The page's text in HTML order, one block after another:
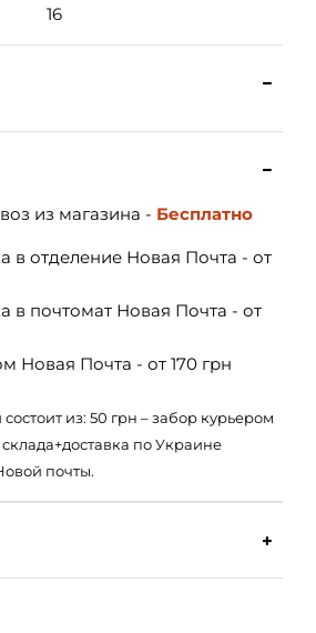
16
из магазина - Бесплатно
в отделение Новая Почта - от
в почтомат Новая Почта - от
Новая Почта - от 170 грн
из: 50 грн – забор курьером
по Украине
почты.